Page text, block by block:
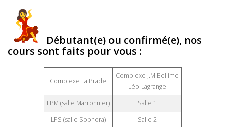
Débutant(e) ou confirmé(e), nos
cours sont faits pour vous :
Complexe La Prade
Complexe J.M Bellime
Léo-Lagrange
LPM (salle Marronnier)
Salle 1
LPS (salle Sophora)
Salle 2